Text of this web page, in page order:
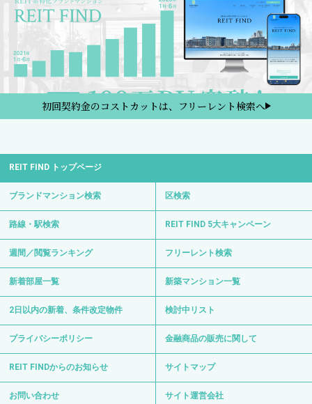
初回契約金のコストカットは、フリーレント検索へ
REIT FIND トップページ
ブランドマンション検索 区検索
路線・駅検索 REIT FIND 5大キャンペーン
週間／閲覧ランキング フリーレント検索
新着部屋一覧 新築マンション一覧
2日以内の新着、条件改定物件 検討中リスト
プライバシーポリシー 金融商品の販売に関して
REIT FINDからのお知らせ サイトマップ
お問い合わせ サイト運営会社